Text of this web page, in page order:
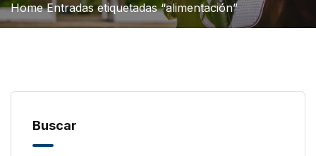
Home Entradas etiquetadas “alimentación”
Buscar